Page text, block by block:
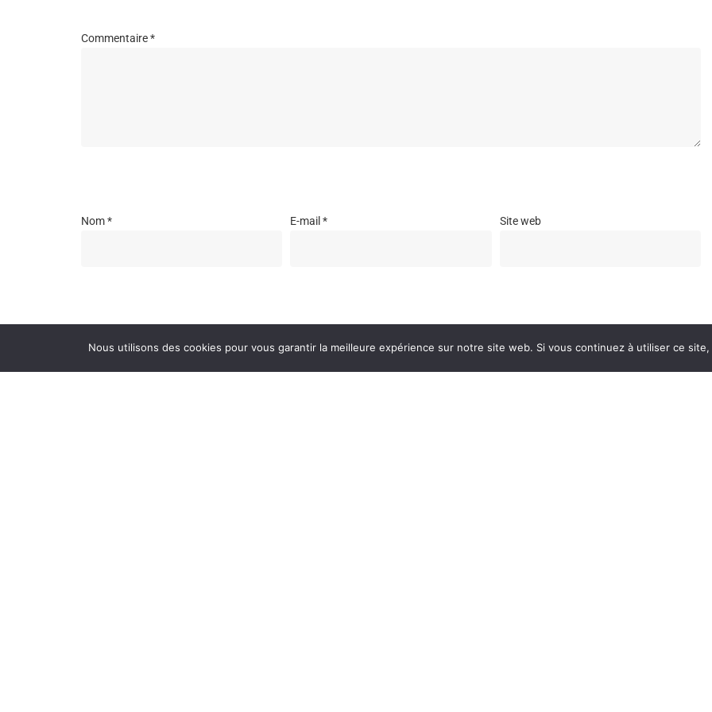
Commentaire*
Nom* E-mail* Site web
Nous utilisons des cookies pour vous garantir la meilleure expérience sur notre site web. Si vous continuez à utiliser ce